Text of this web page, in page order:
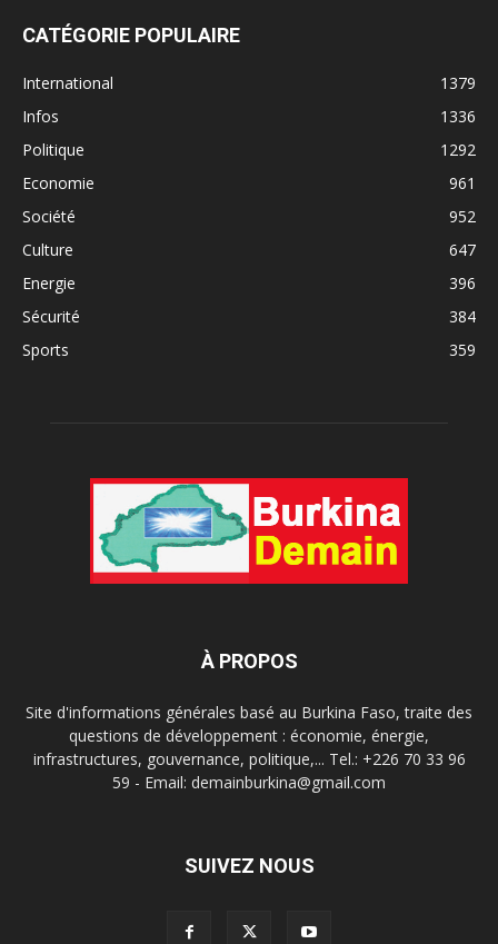
CATÉGORIE POPULAIRE
International
1379
Infos
1336
Politique
1292
Economie
961
Société
952
Culture
647
Energie
396
Sécurité
384
Sports
359
À PROPOS
Site d'informations générales basé au Burkina Faso, traite des
questions de développement : économie, énergie,
infrastructures, gouvernance, politique,... Tel.: +226 70 33 96
59 - Email: demainburkina@gmail.com
SUIVEZ NOUS